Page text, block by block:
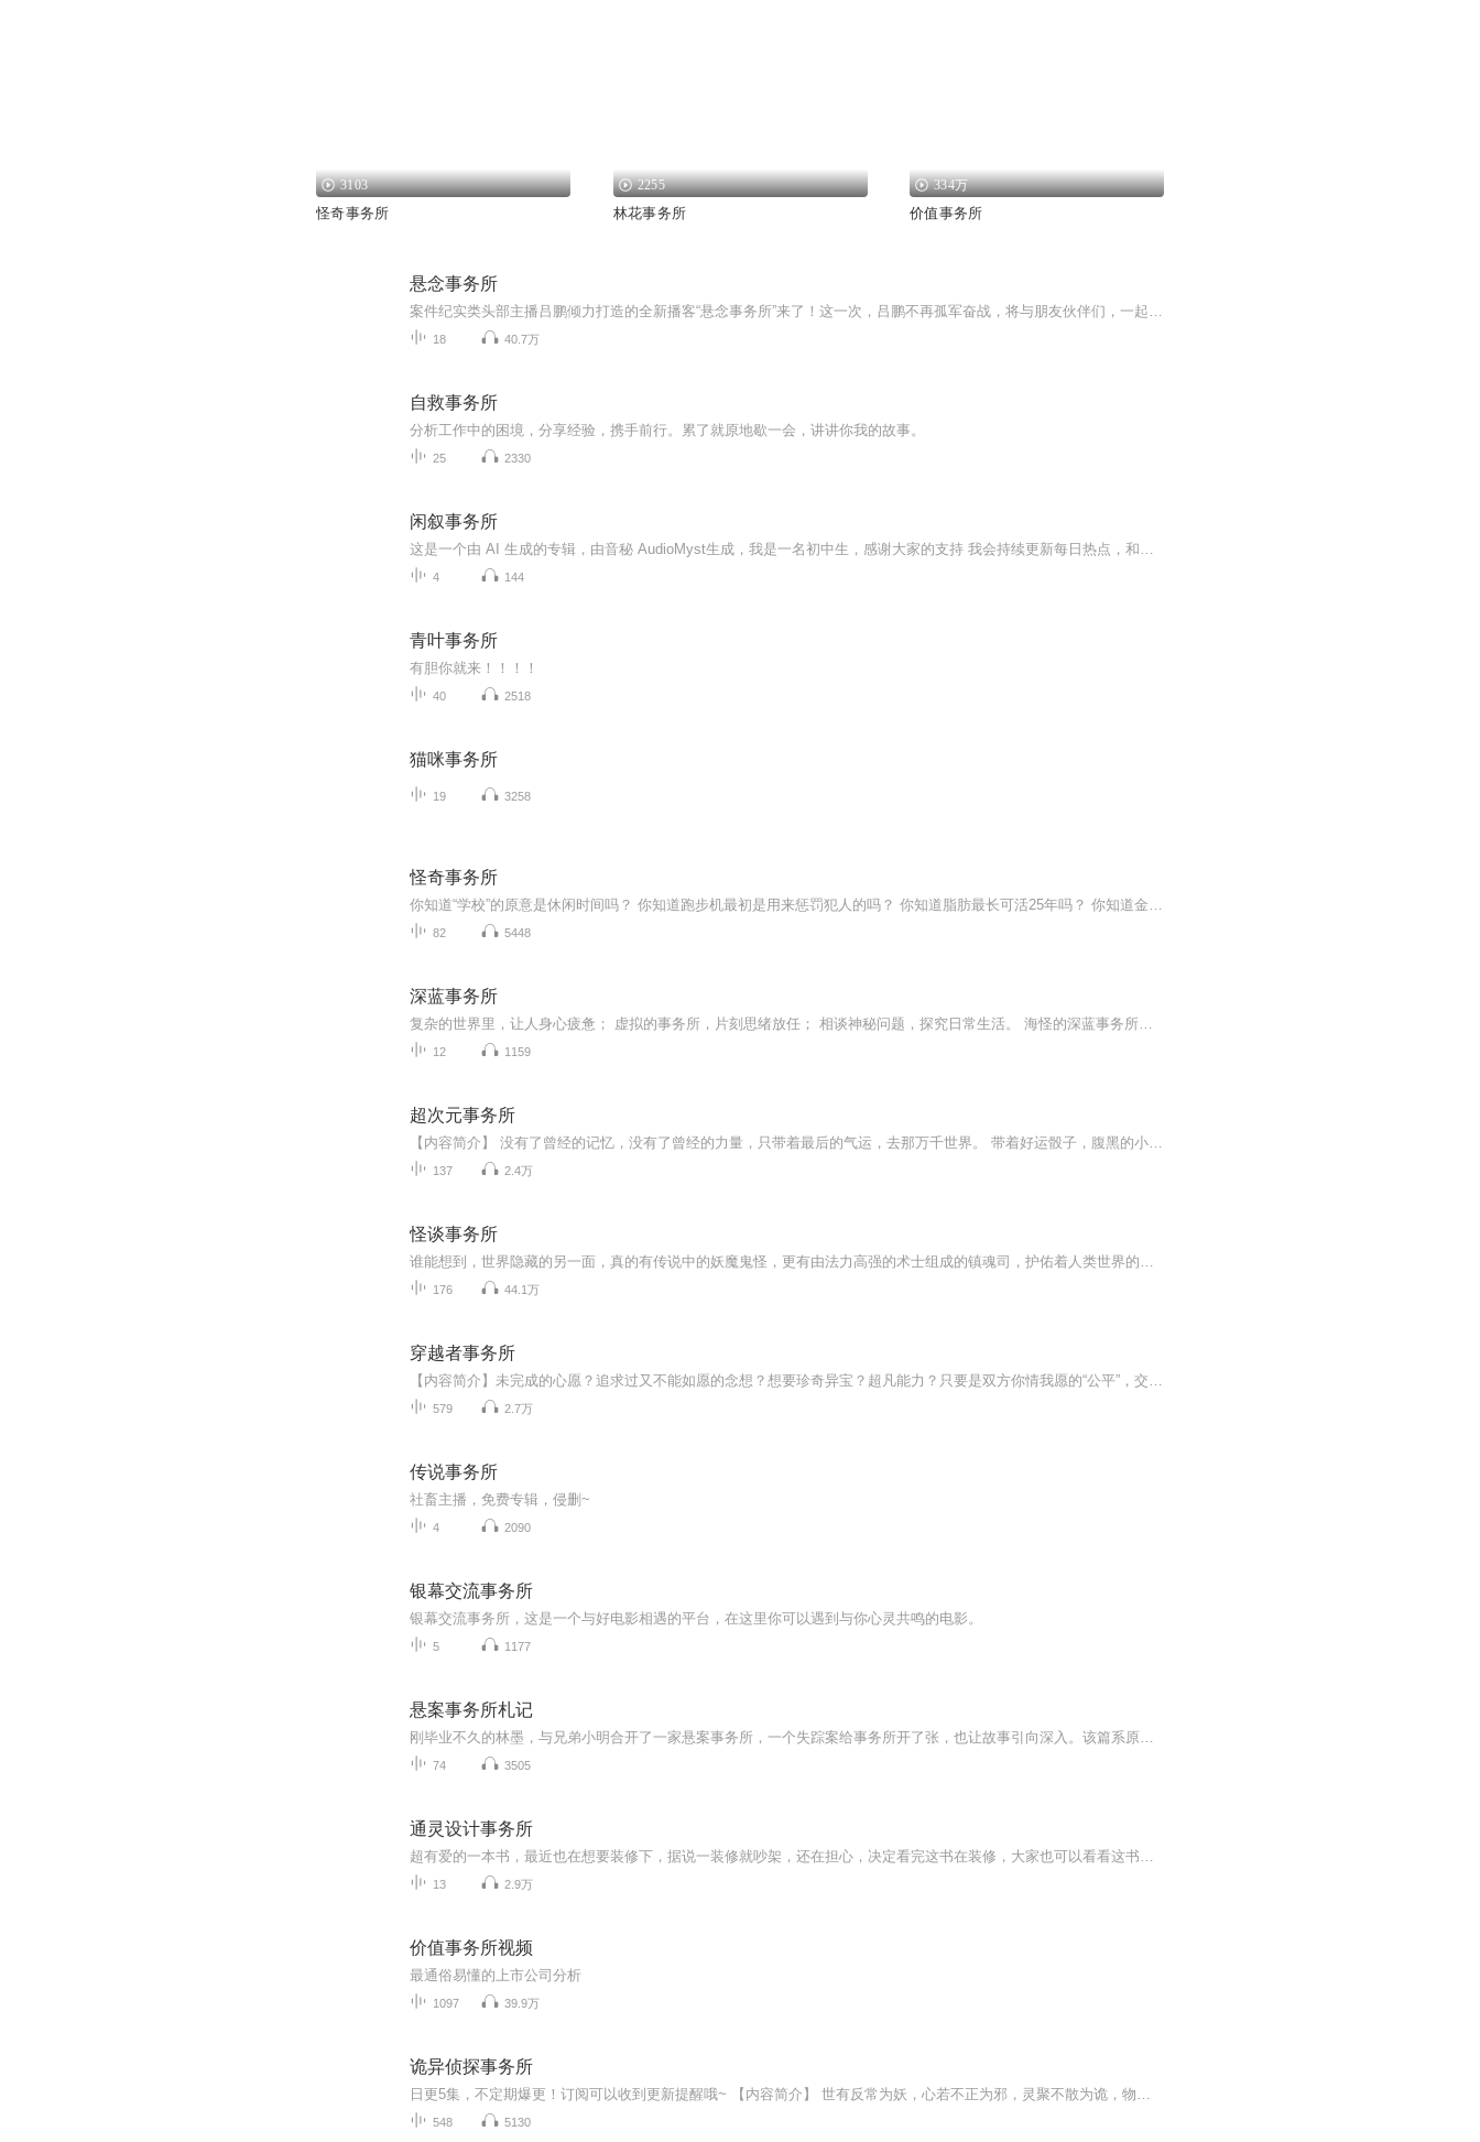
3103
怪奇事务所
2255
林花事务所
334万
价值事务所
悬念事务所
案件纪实类头部主播吕鹏倾力打造的全新播客“悬念事务所”来了！这一次，吕鹏不再孤军奋战，将与朋友伙伴们，一起带你深入每一个案件的背后，探索那些不为人知的真相。准备好迎接一场全新的悬疑之旅了吗？在这里，每一个案件都是一场悬疑大戏，每一个细节...
18 40.7万
自救事务所
分析工作中的困境，分享经验，携手前行。累了就原地歇一会，讲讲你我的故事。
25 2330
闲叙事务所
这是一个由 AI 生成的专辑，由音秘 AudioMyst生成，我是一名初中生，感谢大家的支持 我会持续更新每日热点，和有意思的话题，我们的内容多种多样，比如新闻、生活经验交流、鬼故事等等，我们会一直持续更新 感谢各位的捧场
4 144
青叶事务所
有胆你就来！！！！
40 2518
猫咪事务所
19 3258
怪奇事务所
你知道“学校”的原意是休闲时间吗？ 你知道跑步机最初是用来惩罚犯人的吗？ 你知道脂肪最长可活25年吗？ 你知道金鱼的记忆力...来这里，你会发现新大陆哦
82 5448
深蓝事务所
复杂的世界里，让人身心疲惫； 虚拟的事务所，片刻思绪放任； 相谈神秘问题，探究日常生活。 海怪的深蓝事务所，不来一坐么？
12 1159
超次元事务所
【内容简介】 没有了曾经的记忆，没有了曾经的力量，只带着最后的气运，去那万千世界。 带着好运骰子，腹黑的小妖精，穿越各种位面。 有冒险任务，有交易任务，有成就任务，有招新任务。赚取功勋点，贡献点，成就点，发展下线。 这一切都为了培养最强的事务所所长，光大我次元事务所！ 【作者/主播简介】 作者：七星少将，网络小说作家。 主播：优声传媒工作室。 【购买须知】 1、本作品为付费有声书，前40集为免费试听，购买成功后，即可收听，可下载重复收听。 2、版权归原作者所有，严禁翻录成任何形式，严禁在任何第三方平台传播，违者将追究其法律责任。 3、如在充值/购买环节遇到问题，可以通过页面右上方按钮，分享至微信内使用微信支付完成购买。 4、在购买过程中，如果你有任何问题，可以在微信搜索公众号【bestxmly】或搜索【喜马拉雅付费精品】来随时咨询问题，也可以拨打客服电话：4008385616或者0514-82395864。
137 2.4万
怪谈事务所
谁能想到，世界隐藏的另一面，真的有传说中的妖魔鬼怪，更有由法力高强的术士组成的镇魂司，护佑着人类世界的安稳。拥有七窍玲珑心的肖柯意外的揭开诡异世界的神秘面纱，开启了一段光怪陆离的惊险之旅。一切的故事，尽在怪谈事务所里。
176 44.1万
穿越者事务所
【内容简介】未完成的心愿？追求过又不能如愿的念想？想要珍奇异宝？超凡能力？只要是双方你情我愿的“公平”，交易就可以进行，你想要什么？无论你是谁，不管你来自哪个世界，迈进这里的时候，你的命运就会发生改变，你能付出什么呢？外来的客人啊，只要...
579 2.7万
传说事务所
社畜主播，免费专辑，侵删~
4 2090
银幕交流事务所
银幕交流事务所，这是一个与好电影相遇的平台，在这里你可以遇到与你心灵共鸣的电影。
5 1177
悬案事务所札记
刚毕业不久的林墨，与兄弟小明合开了一家悬案事务所，一个失踪案给事务所开了张，也让故事引向深入。该篇系原创演播，感谢apple轩之物语、胖熊summer、小明同学了了了、云仰山的倾情参与，请大家多多支持，点爱心，多订阅。
74 3505
通灵设计事务所
超有爱的一本书，最近也在想要装修下，据说一装修就吵架，还在担心，决定看完这书在装修，大家也可以看看这书哦~附上地址： http://www.xyzd.cn/thread-300662-1-1.html
13 2.9万
价值事务所视频
最通俗易懂的上市公司分析
1097 39.9万
诡异侦探事务所
日更5集，不定期爆更！订阅可以收到更新提醒哦~ 【内容简介】 世有反常为妖，心若不正为邪，灵聚不散为诡，物之生异为怪。我林烬既查人间凶案、亦探妖邪作祟！犯罪心理学专业的林烬，穿越到2033年的泰国。这个世界除了科技发达一些以外，还有伪装成普...
548 5130